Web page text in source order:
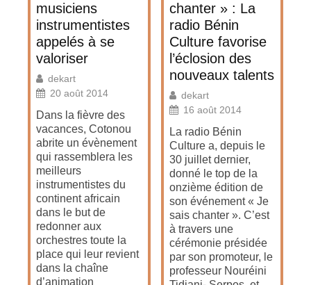
musiciens
instrumentistes
appelés à se
valoriser
dekart
20 août 2014
Dans la fièvre des
vacances, Cotonou
abrite un évènement
qui rassemblera les
meilleurs
instrumentistes du
continent africain
dans le but de
redonner aux
orchestres toute la
place qui leur revient
dans la chaîne
d’animation
chanter » : La
radio Bénin
Culture favorise
l’éclosion des
nouveaux talents
dekart
16 août 2014
La radio Bénin
Culture a, depuis le
30 juillet dernier,
donné le top de la
onzième édition de
son événement « Je
sais chanter ». C’est
à travers une
cérémonie présidée
par son promoteur, le
professeur Nouréini